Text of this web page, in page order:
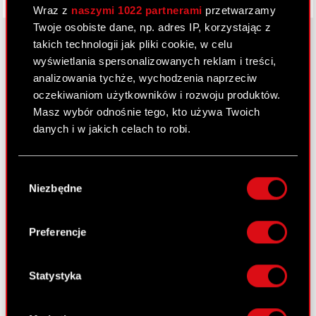
Wraz z naszymi 1022 partnerami przetwarzamy
Twoje osobiste dane, np. adres IP, korzystając z
takich technologii jak pliki cookie, w celu
wyświetlania spersonalizowanych reklam i treści,
analizowania tychże, wychodzenia naprzeciw
oczekiwaniom użytkowników i rozwoju produktów.
Masz wybór odnośnie tego, kto używa Twoich
danych i w jakich celach to robi.
Gromadzić dane dotyczące Twojej
lokalizacji geograficznej z dokładnością nawet
Identyfikować Twoje urządzenie, aktywnie
analizując charakteryzującego je zbiory
palca)
osobiste dane są przetwarzane oraz ustaw własne
zgody
Niezbędne
Preferencje
Statystyka
O CD PROJEKT
Grupa Kapitałowa
Nasz biznes
Inwestorzy
Zrównoważony rozwój
Kariera